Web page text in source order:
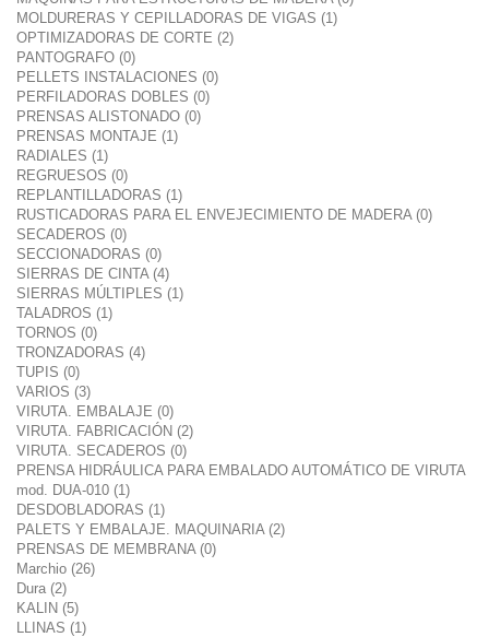
MOLDURERAS Y CEPILLADORAS DE VIGAS (1)
OPTIMIZADORAS DE CORTE (2)
PANTOGRAFO (0)
PELLETS INSTALACIONES (0)
PERFILADORAS DOBLES (0)
PRENSAS ALISTONADO (0)
PRENSAS MONTAJE (1)
RADIALES (1)
REGRUESOS (0)
REPLANTILLADORAS (1)
RUSTICADORAS PARA EL ENVEJECIMIENTO DE MADERA (0)
SECADEROS (0)
SECCIONADORAS (0)
SIERRAS DE CINTA (4)
SIERRAS MÚLTIPLES (1)
TALADROS (1)
TORNOS (0)
TRONZADORAS (4)
TUPIS (0)
VARIOS (3)
VIRUTA. EMBALAJE (0)
VIRUTA. FABRICACIÓN (2)
VIRUTA. SECADEROS (0)
PRENSA HIDRÁULICA PARA EMBALADO AUTOMÁTICO DE VIRUTA
mod. DUA-010 (1)
DESDOBLADORAS (1)
PALETS Y EMBALAJE. MAQUINARIA (2)
PRENSAS DE MEMBRANA (0)
Marchio (26)
Dura (2)
KALIN (5)
LLINAS (1)